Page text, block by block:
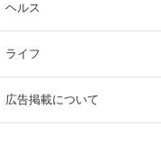
ヘルス
ライフ
広告掲載について